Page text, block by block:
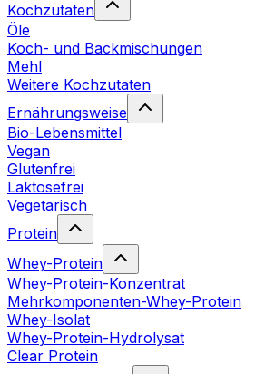
Kochzutaten
Öle
Koch- und Backmischungen
Mehl
Weitere Kochzutaten
Ernährungsweise
Bio-Lebensmittel
Vegan
Glutenfrei
Laktosefrei
Vegetarisch
Protein
Whey-Protein
Whey-Protein-Konzentrat
Mehrkomponenten-Whey-Protein
Whey-Isolat
Whey-Protein-Hydrolysat
Clear Protein